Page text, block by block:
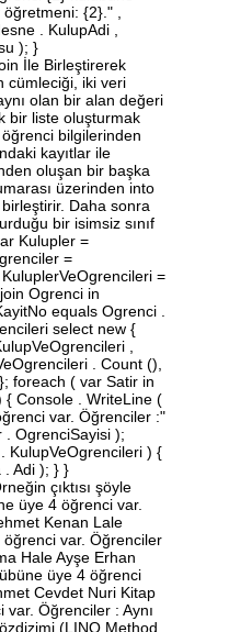
{2}." ,
. KulupAdi ,
); }
İle Birleştirerek
cümleciği, iki veri
olan bir alan değeri
bir liste oluşturmak
öğrenci bilgilerinden
kayıtlar ile
oluşan bir başka
üzerinden into
Daha sonra
bir isimsiz sınıf
Kulupler =
=
=
Ogrenci in
equals Ogrenci .
select new {
,
. Count (),
foreach ( var Satir in
{ Console . WriteLine (
var. Öğrenciler :"
. OgrenciSayisi );
KulupVeOgrencileri ) {
. Adi ); } }
çıktısı şöyle
üye 4 öğrenci var.
Kenan Lale
var. Öğrenciler
Hale Ayşe Erhan
üye 4 öğrenci
Cevdet Nuri Kitap
Öğrenciler : Aynı
(LINQ Method